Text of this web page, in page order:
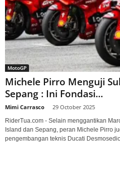
MotoGP
Michele Pirro Menguji
Sepang : Ini Fondasi...
Mimi Carrasco 29 October 2025
RiderTua.com - Selain menggantikan
Island dan Sepang, peran Michele Pirro
pengembangan teknis Ducati